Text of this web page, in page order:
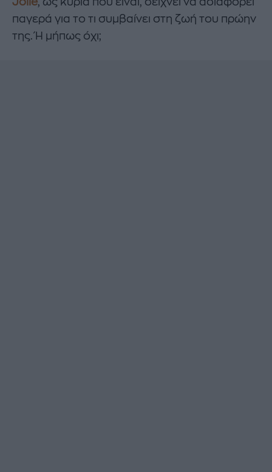
παγερά για το τι συμβαίνει στη ζωή του πρώην
της. Ή μήπως όχι;